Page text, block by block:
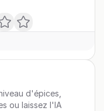
d'épices,
ou laissez l'IA